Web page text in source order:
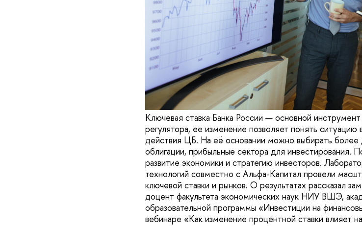
Ключевая ставка Банка России — основной
регулятора, ее изменение позволяет понять
действия ЦБ. На её основании можно выбирать более
облигации, прибыльные сектора для инвестирования.
развитие экономики и стратегию инвесторов.
технологий совместно с Альфа-Капитал провели
ключевой ставки и рынков. О результатах рассказал
доцент факультета экономических наук НИУ ВШЭ,
образовательной программы «Инвестиции на
вебинаре «Как изменение процентной ставки влияет